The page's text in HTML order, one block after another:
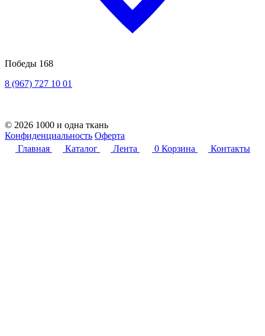
Победы 168
8 (967) 727 10 01
© 2026 1000 и одна ткань
Конфиденциальность Оферта
Главная
Каталог Лента 0 Корзина Контакты